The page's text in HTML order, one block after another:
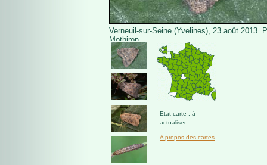
Verneuil-sur-Seine (Yvelines), 23 août 2013.
Mothiron.
Etat carte : à
actualiser
A propos des cartes